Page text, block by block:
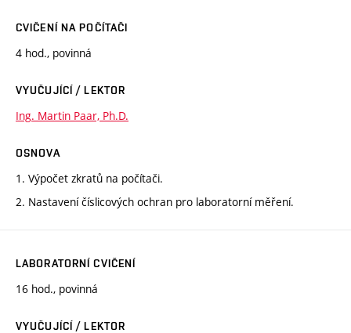
CVIČENÍ NA POČÍTAČI
4 hod., povinná
VYUČUJÍCÍ / LEKTOR
Ing. Martin Paar, Ph.D.
OSNOVA
1. Výpočet zkratů na počítači.
2. Nastavení číslicových ochran pro laboratorní měření.
LABORATORNÍ CVIČENÍ
16 hod., povinná
VYUČUJÍCÍ / LEKTOR